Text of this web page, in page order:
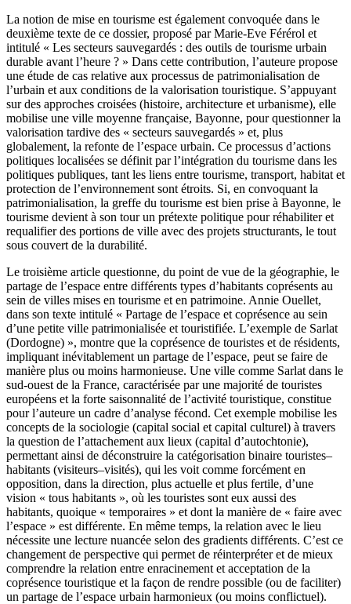
La notion de mise en tourisme est également convoquée dans le
deuxième texte de ce dossier, proposé par Marie-Eve Férérol et
intitulé « Les secteurs sauvegardés : des outils de tourisme urbain
durable avant l’heure ? » Dans cette contribution, l’auteure propose
une étude de cas relative aux processus de patrimonialisation de
l’urbain et aux conditions de la valorisation touristique. S’appuyant
sur des approches croisées (histoire, architecture et urbanisme), elle
mobilise une ville moyenne française, Bayonne, pour questionner la
valorisation tardive des « secteurs sauvegardés » et, plus
globalement, la refonte de l’espace urbain. Ce processus d’actions
politiques localisées se définit par l’intégration du tourisme dans les
politiques publiques, tant les liens entre tourisme, transport, habitat et
protection de l’environnement sont étroits. Si, en convoquant la
patrimonialisation, la greffe du tourisme est bien prise à Bayonne, le
tourisme devient à son tour un prétexte politique pour réhabiliter et
requalifier des portions de ville avec des projets structurants, le tout
sous couvert de la durabilité.
Le troisième article questionne, du point de vue de la géographie, le
partage de l’espace entre différents types d’habitants coprésents au
sein de villes mises en tourisme et en patrimoine. Annie Ouellet,
dans son texte intitulé « Partage de l’espace et coprésence au sein
d’une petite ville patrimonialisée et touristifiée. L’exemple de Sarlat
(Dordogne) », montre que la coprésence de touristes et de résidents,
impliquant inévitablement un partage de l’espace, peut se faire de
manière plus ou moins harmonieuse. Une ville comme Sarlat dans le
sud-ouest de la France, caractérisée par une majorité de touristes
européens et la forte saisonnalité de l’activité touristique, constitue
pour l’auteure un cadre d’analyse fécond. Cet exemple mobilise les
concepts de la sociologie (capital social et capital culturel) à travers
la question de l’attachement aux lieux (capital d’autochtonie),
permettant ainsi de déconstruire la catégorisation binaire touristes–
habitants (visiteurs–visités), qui les voit comme forcément en
opposition, dans la direction, plus actuelle et plus fertile, d’une
vision « tous habitants », où les touristes sont eux aussi des
habitants, quoique « temporaires » et dont la manière de « faire avec
l’espace » est différente. En même temps, la relation avec le lieu
nécessite une lecture nuancée selon des gradients différents. C’est ce
changement de perspective qui permet de réinterpréter et de mieux
comprendre la relation entre enracinement et acceptation de la
coprésence touristique et la façon de rendre possible (ou de faciliter)
un partage de l’espace urbain harmonieux (ou moins conflictuel).